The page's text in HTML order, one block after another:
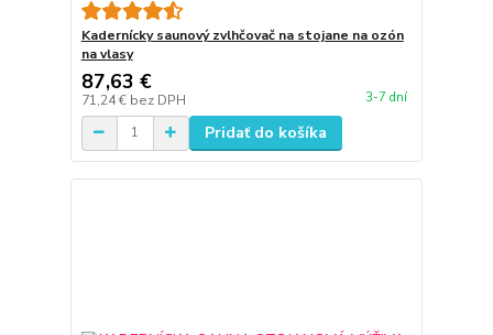
Kadernícky saunový zvlhčovač na stojane na ozón
na vlasy
87,63 €
71,24 € bez DPH 3-7 dní
Pridať do košíka